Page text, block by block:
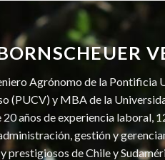
Agrónomo de la Pontificia
(PUCV) y MBA de la
años de experiencia laboral,
gestión y
prestigiosos de Chile y